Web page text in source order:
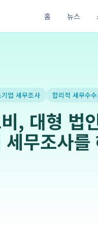
홈 뉴스
업 세무조사 합리적 세무수
, 대형 법
무조사를